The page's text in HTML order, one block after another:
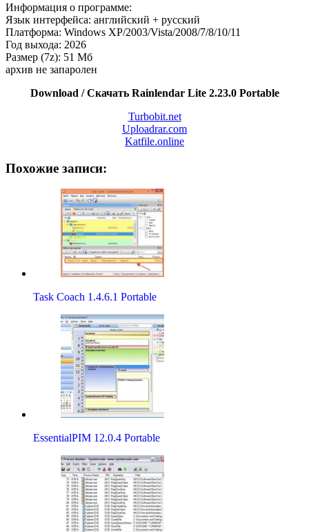
Информация о программе:
Язык интерфейса: английский + русский
Платформа: Windows XP/2003/Vista/2008/7/8/10/11
Год выхода: 2026
Размер (7z): 51 Мб
архив не запаролен
Download / Скачать Rainlendar Lite 2.23.0 Portable
Turbobit.net
Uploadrar.com
Katfile.online
Похожие записи:
Task Coach 1.4.6.1 Portable
EssentialPIM 12.0.4 Portable